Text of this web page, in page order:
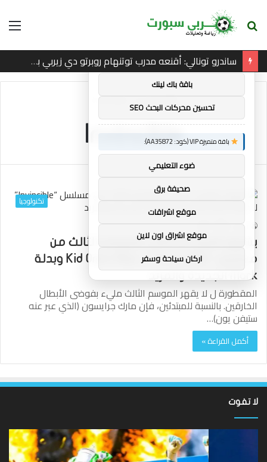
بحث
ساندرو تونالي: أقنعه مدرب توتنهام روبرتو دي زيربي بسرعة بالتوقيع
Invincible
Invincible
تكنولوجيا
mrabi
يشوق العرض الدعائي للموسم الثالث من
مسلسل “Invincible” لـ Kid Omni-Man وبدلة
Mark الجديدة والمزيد
المقطورة ل لا يقهر الموسم الثالث مليء بفوضى الأبطال
الخارقين. بالنسبة للمبتدئين، فإن مارك جرايسون (الذي عبر عنه
ستيفن يون)…
أكمل القراءة »
لا تفوت
لقد
توصيات :
باقة متميزة VIP (كود: AA11138):
باقة باك لينك
تحسين محركات البحث SEO
باقة متميزة VIP (كود: AA35872):
ضوء التعليمي
صحيفة برق
موقع اشراقات
موقع اشراق اون لاين
اركان سياحة وسفر